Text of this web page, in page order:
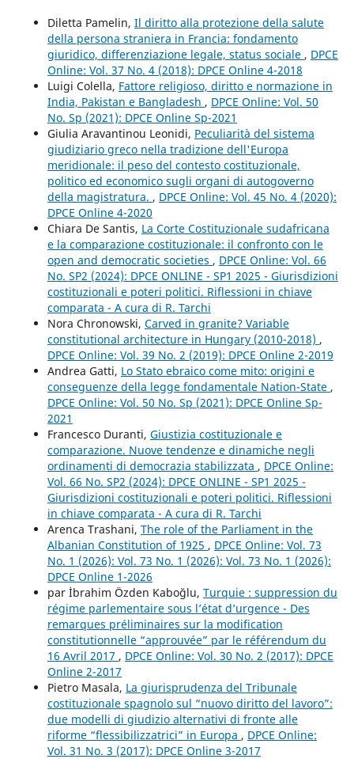
Diletta Pamelin, Il diritto alla protezione della salute
della persona straniera in Francia: fondamento
giuridico, differenziazione legale, status sociale , DPCE
Online: Vol. 37 No. 4 (2018): DPCE Online 4-2018
Luigi Colella, Fattore religioso, diritto e normazione in
India, Pakistan e Bangladesh , DPCE Online: Vol. 50
No. Sp (2021): DPCE Online Sp-2021
Giulia Aravantinou Leonidi, Peculiarità del sistema
giudiziario greco nella tradizione dell'Europa
meridionale: il peso del contesto costituzionale,
politico ed economico sugli organi di autogoverno
della magistratura. , DPCE Online: Vol. 45 No. 4 (2020):
DPCE Online 4-2020
Chiara De Santis, La Corte Costituzionale sudafricana
e la comparazione costituzionale: il confronto con le
open and democratic societies , DPCE Online: Vol. 66
No. SP2 (2024): DPCE ONLINE - SP1 2025 - Giurisdizioni
costituzionali e poteri politici. Riflessioni in chiave
comparata - A cura di R. Tarchi
Nora Chronowski, Carved in granite? Variable
constitutional architecture in Hungary (2010-2018) ,
DPCE Online: Vol. 39 No. 2 (2019): DPCE Online 2-2019
Andrea Gatti, Lo Stato ebraico come mito: origini e
conseguenze della legge fondamentale Nation-State ,
DPCE Online: Vol. 50 No. Sp (2021): DPCE Online Sp-
2021
Francesco Duranti, Giustizia costituzionale e
comparazione. Nuove tendenze e dinamiche negli
ordinamenti di democrazia stabilizzata , DPCE Online:
Vol. 66 No. SP2 (2024): DPCE ONLINE - SP1 2025 -
Giurisdizioni costituzionali e poteri politici. Riflessioni
in chiave comparata - A cura di R. Tarchi
Arenca Trashani, The role of the Parliament in the
Albanian Constitution of 1925 , DPCE Online: Vol. 73
No. 1 (2026): Vol. 73 No. 1 (2026): Vol. 73 No. 1 (2026):
DPCE Online 1-2026
par İbrahim Özden Kaboğlu, Turquie : suppression du
régime parlementaire sous l’état d’urgence - Des
remarques préliminaires sur la modification
constitutionnelle “approuvée” par le référendum du
16 Avril 2017 , DPCE Online: Vol. 30 No. 2 (2017): DPCE
Online 2-2017
Pietro Masala, La giurisprudenza del Tribunale
costituzionale spagnolo sul “nuovo diritto del lavoro”:
due modelli di giudizio alternativi di fronte alle
riforme “flessibilizzatrici” in Europa , DPCE Online:
Vol. 31 No. 3 (2017): DPCE Online 3-2017